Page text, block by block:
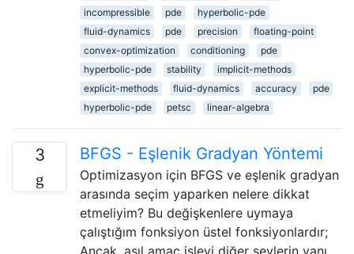
incompressible
pde
hyperbolic-pde
fluid-dynamics
pde precision
floating-point
convex-optimization
conditioning
pde
hyperbolic-pde
stability
implicit-methods
explicit-methods
fluid-dynamics accuracy
pde
hyperbolic-pde
petsc linear-algebra
3 BFGS - Eşlenik Gradyan Yöntemi
Optimizasyon için BFGS ve eşlenik gradyan
arasında seçim yaparken nelere dikkat
etmeliyim? Bu değişkenlere uymaya
çalıştığım fonksiyon üstel fonksiyonlardır;
Ancak, asıl amaç işlevi diğer şeylerin yanı